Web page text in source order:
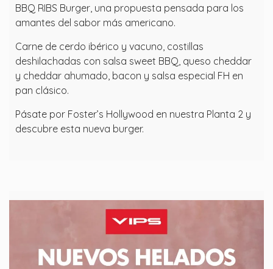
BBQ RIBS Burger, una propuesta pensada para los
amantes del sabor más americano.
Carne de cerdo ibérico y vacuno, costillas
deshilachadas con salsa sweet BBQ, queso cheddar
y cheddar ahumado, bacon y salsa especial FH en
pan clásico.
Pásate por Foster’s Hollywood en nuestra Planta 2 y
descubre esta nueva burger.